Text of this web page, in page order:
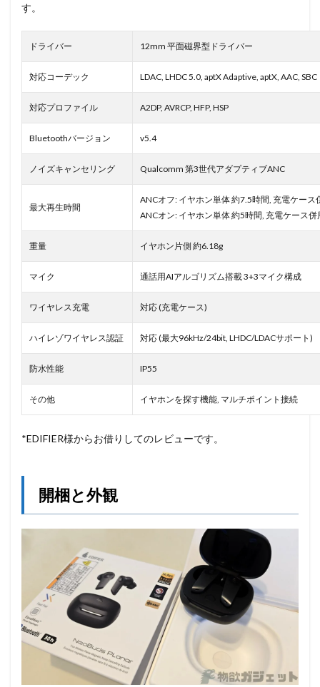
す。
ドライバー 12mm 平面磁界型ドライバー
対応コーデック LDAC, LHDC 5.0, aptX Adaptive, aptX, AAC, SBC
対応プロファイル A2DP, AVRCP, HFP, HSP
Bluetoothバージョン v5.4
ノイズキャンセリング Qualcomm 第3世代アダプティブANC
最大再生時間
ANCオフ: イヤホン単体 約7.5時間, 充電ケース
ANCオン: イヤホン単体 約5時間, 充電ケース
重量 イヤホン片側 約6.18g
マイク 通話用AIアルゴリズム搭載 3+3マイク構成
ワイヤレス充電 対応 (充電ケース)
ハイレゾワイヤレス認証 対応 (最大96kHz/24bit, LHDC/LDACサポート)
防水性能 IP55
その他 イヤホンを探す機能, マルチポイント接続
*EDIFIER様からお借りしてのレビューです。
開梱と外観